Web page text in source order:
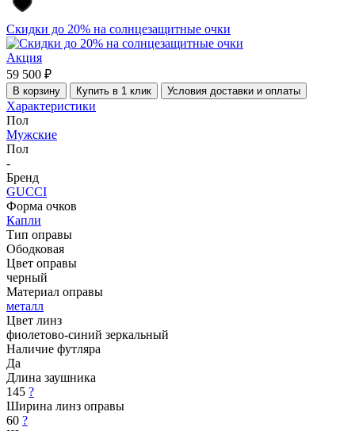
Скидки до 20% на солнцезащитные очки
Акция
59 500 ₽
В корзину Купить в 1 клик Условия доставки и оплаты
Характеристики
Пол
Мужские
Пол
-
Бренд
GUCCI
Форма очков
Капли
Тип оправы
Ободковая
Цвет оправы
черный
Материал оправы
металл
Цвет линз
фиолетово-синий зеркальный
Наличие футляра
Да
Длина заушника
145 ?
Ширина линз оправы
60 ?